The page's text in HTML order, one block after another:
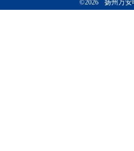
©2026 扬州万安